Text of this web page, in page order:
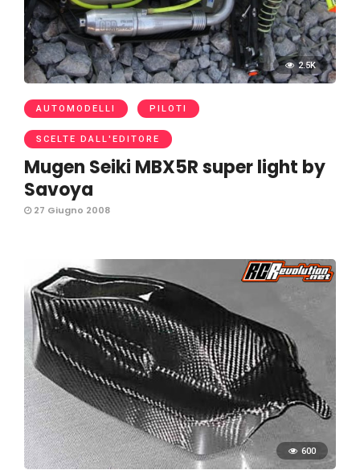
2.5K
AUTOMODELLI PILOTI
SCELTE DALL'EDITORE
Mugen Seiki MBX5R super light by
Savoya
27 Giugno 2008
600